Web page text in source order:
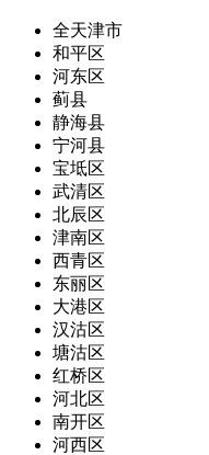
全天津市
和平区
河东区
蓟县
静海县
宁河县
宝坻区
武清区
北辰区
津南区
西青区
东丽区
大港区
汉沽区
塘沽区
红桥区
河北区
南开区
河西区